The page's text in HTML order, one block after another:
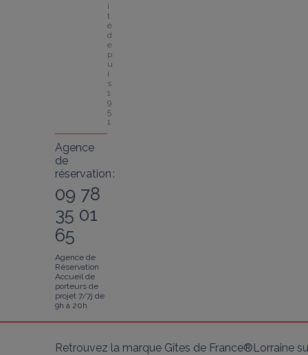
i
t
é
d
e
p
u
i
s
1
9
5
1
Agence
de
réservation :
09 78
35 01
65
Agence de
Réservation
Accueil de
porteurs de
projet 7/7j de
9h à 20h
Retrouvez la marque Gîtes de France®Lorraine